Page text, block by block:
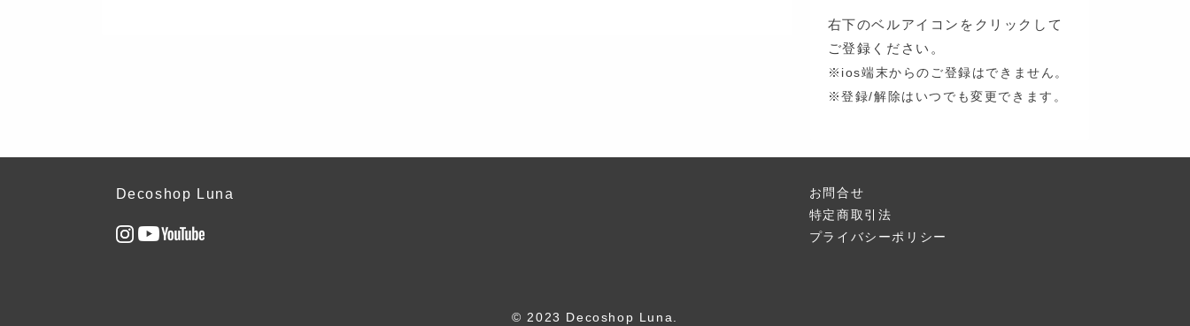
右下のベルアイコンをクリックして
ご登録ください。
※ios端末からのご登録はできません。
※登録/解除はいつでも変更できます。
Decoshop Luna
お問合せ
特定商取引法
プライバシーポリシー
© 2023 Decoshop Luna.